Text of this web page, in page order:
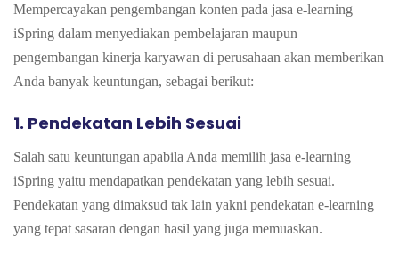
Mempercayakan pengembangan konten pada jasa e-learning
iSpring dalam menyediakan pembelajaran maupun
pengembangan kinerja karyawan di perusahaan akan memberikan
Anda banyak keuntungan, sebagai berikut:
1. Pendekatan Lebih Sesuai
Salah satu keuntungan apabila Anda memilih jasa e-learning
iSpring yaitu mendapatkan pendekatan yang lebih sesuai.
Pendekatan yang dimaksud tak lain yakni pendekatan e-learning
yang tepat sasaran dengan hasil yang juga memuaskan.